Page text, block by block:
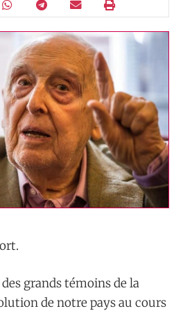
grands témoins de la
de notre pays au cours